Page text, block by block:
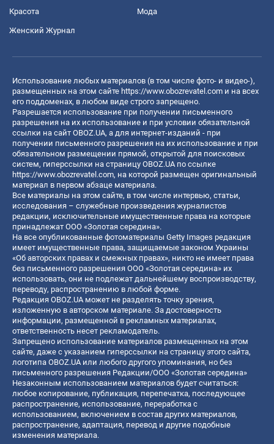
Красота Мода
Женский Журнал
Использование любых материалов (в том числе фото- и видео-),
размещенных на этом сайте https://www.obozrevatel.com и на всех
его поддоменах, в любом виде строго запрещено.
Разрешается использование при получении письменного
разрешения на их использование и при условии обязательной
ссылки на сайт OBOZ.UA, а для интернет-изданий - при
получении письменного разрешения на их использование и при
обязательном размещении прямой, открытой для поисковых
систем, гиперссылки на страницу OBOZ.UA по ссылке
https://www.obozrevatel.com, на которой размещен оригинальный
материал в первом абзаце материала.
Все материалы на этом сайте, в том числе интервью, статьи,
исследования – служебные произведения журналистов
редакции, исключительные имущественные права на которые
принадлежат ООО «Золотая середина».
На все опубликованные фотоматериалы Getty Images редакция
имеет имущественные права, защищаемые законом Украины
«Об авторских правах и смежных правах», никто не имеет права
без письменного разрешения ООО «Золотая середина» их
использовать, они не подлежат дальнейшему воспроизводству,
переводу, распространению в любой форме.
Редакция OBOZ.UA может не разделять точку зрения,
изложенную в авторском материале. За достоверность
информации, размещенной в рекламных материалах,
ответственность несет рекламодатель.
Запрещено использование материалов размещенных на этом
сайте, даже с указанием гиперссылки на страницу этого сайта,
логотипа OBOZ.UA или любого другого упоминания, но без
письменного разрешения Редакции/ООО «Золотая середина»
Незаконным использованием материалов будет считаться:
любое копирование, публикация, перепечатка, последующее
распространение, использование, переработка с
использованием, включением в состав других материалов,
распространение, адаптация, перевод и другие подобные
изменения материала.